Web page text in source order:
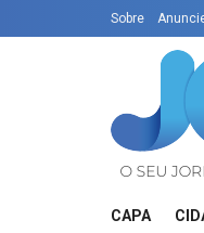
Sobre
CAPA